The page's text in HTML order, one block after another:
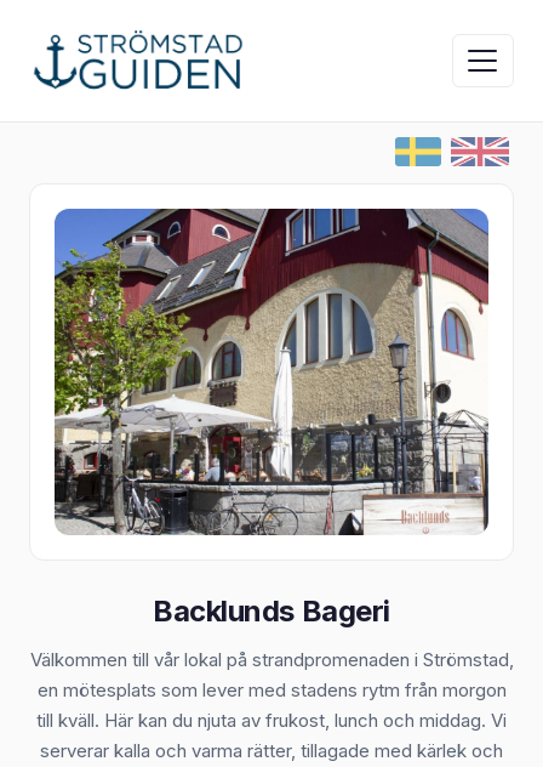
Backlunds Bageri
Välkommen till vår lokal på strandpromenaden i Strömstad,
en mötesplats som lever med stadens rytm från morgon
till kväll. Här kan du njuta av frukost, lunch och middag. Vi
serverar kalla och varma rätter, tillagade med kärlek och